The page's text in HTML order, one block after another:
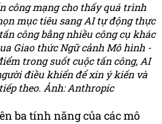
công mạng cho thấy quá trình
mục tiêu sang AI tự động thực
công bằng nhiều công cụ khác
Giao thức Ngữ cảnh Mô hình -
trong suốt cuộc tấn công, AI
điều khiển để xin ý kiến và
theo. Ảnh: Anthropic
ba tính năng của các mô